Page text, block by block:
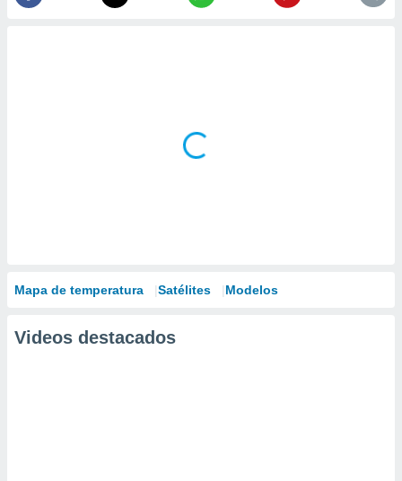
Mapa de temperatura Satélites Modelos
Videos destacados